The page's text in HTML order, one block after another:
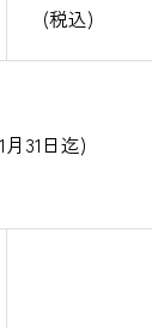
(税込)
31日迄)